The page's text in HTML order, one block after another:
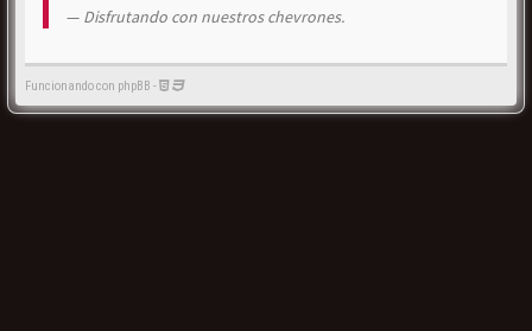
Disfrutando con nuestros chevrones.
Funcionando con phpBB -